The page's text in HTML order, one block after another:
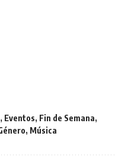
, Eventos, Fin de Semana,
, Música